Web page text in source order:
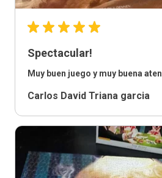
★ ★ ★ ★ ★
Spectacular!
Muy buen juego y muy buena
Carlos David Triana garcia